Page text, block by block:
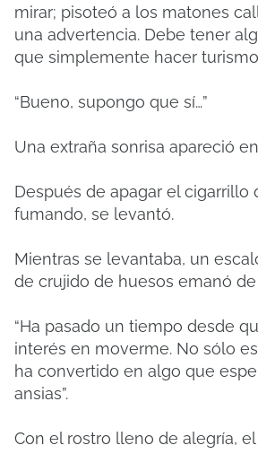
mirar; pisoteó a los matones
una advertencia. Debe tener
que simplemente hacer
“Bueno, supongo que sí…”
Una extraña sonrisa apareció
Después de apagar el cigarrillo
fumando, se levantó.
Mientras se levantaba, un
de crujido de huesos emanó
“Ha pasado un tiempo desde
interés en moverme. No sólo
ha convertido en algo que
ansias”.
Con el rostro lleno de alegría,